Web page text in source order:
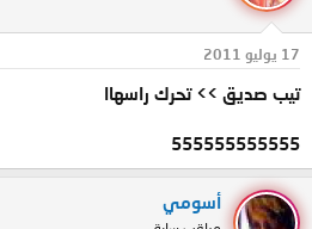
17 يوليو 2011
تيب صديق >> تحرك راسهاا
555555555555
أسومي